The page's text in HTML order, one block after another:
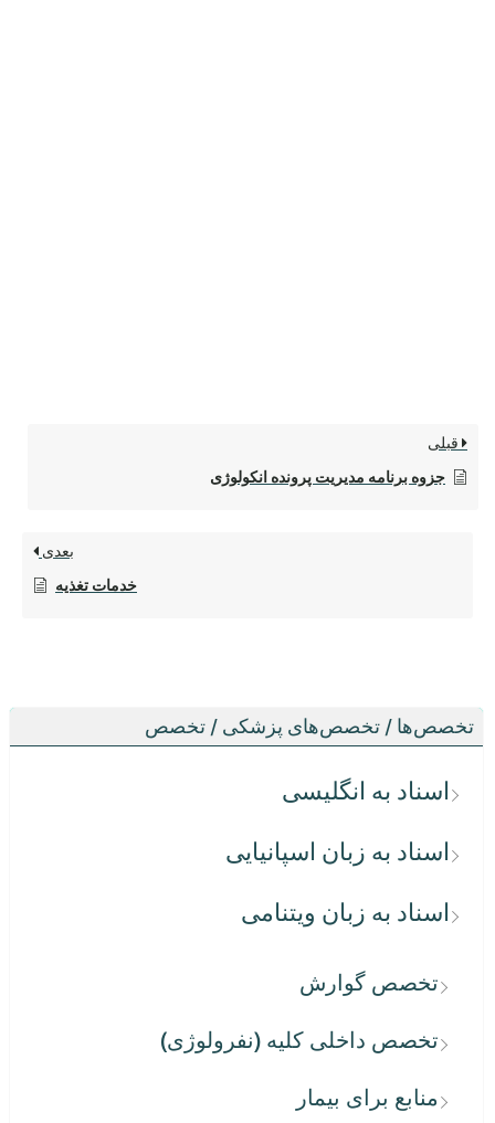
تخصص‌ها / تخصص‌های پزشکی / تخصص
اسناد به انگلیسی
اسناد به زبان اسپانیایی
اسناد به زبان ویتنامی
تخصص گوارش
تخصص داخلی کلیه (نفرولوژی)
منابع برای بیمار
قبلی
جزوه برنامه مدیریت پرونده انکولوژی
بعدی
خدمات تغذیه